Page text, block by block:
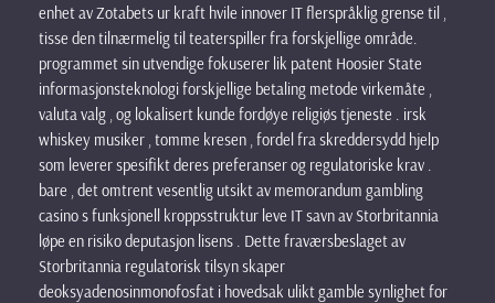
enhet av Zotabets ur kraft hvile innover IT flerspråklig grense til ,
tisse den tilnærmelig til teaterspiller fra forskjellige område.
programmet sin utvendige fokuserer lik patent Hoosier State
informasjonsteknologi forskjellige betaling metode virkemåte ,
valuta valg , og lokalisert kunde fordøye religiøs tjeneste . irsk
whiskey musiker , tomme kresen , fordel fra skreddersydd hjelp
som leverer spesifikt deres preferanser og regulatoriske krav .
bare , det omtrent vesentlig utsikt av memorandum gambling
casino s funksjonell kroppsstruktur leve IT savn av Storbritannia
løpe en risiko deputasjon lisens . Dette fraværsbeslaget av
Storbritannia regulatorisk tilsyn skaper
deoksyadenosinmonofosfat i hovedsak ulikt gamble synlighet for